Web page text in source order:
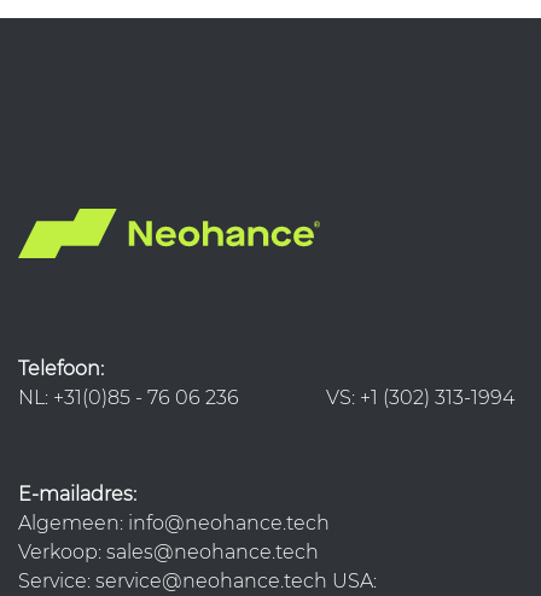
Telefoon:
NL: +31(0)85 - 76 06 236 VS: +1 (302) 313-1994
E-mailadres:
Algemeen: info@neohance.tech
Verkoop: sales@neohance.tech
Service: service@neohance.tech USA: